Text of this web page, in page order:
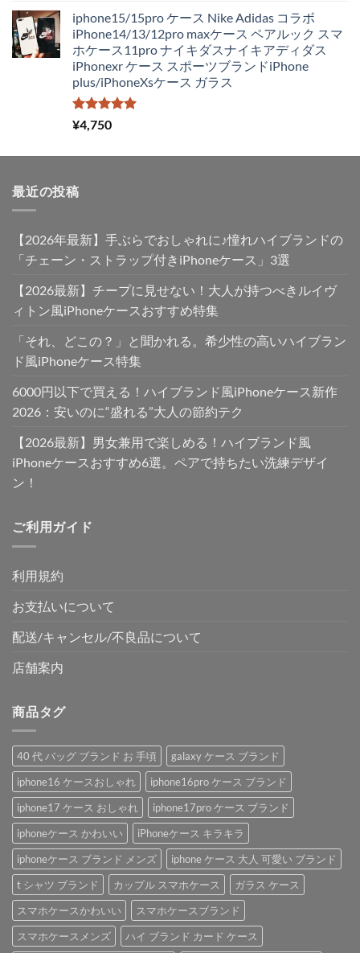
価
格
は
¥4,250
で
し
の
価
格
は
¥2,980
iphone15/15pro ケース Nike Adidas コラボ
iPhone14/13/12pro maxケース ペアルック スマ
ホケース11pro ナイキダスナイキアディダス
iPhonexr ケース スポーツブランドiPhone
plus/iPhoneXsケース ガラス
5段階中
5.00
¥4,750
最近の投稿
【2026年最新】手ぶらでおしゃれに♪憧れハイブランドの
「チェーン・ストラップ付きiPhoneケース」3選
【2026最新】チープに見せない！大人が持つべきルイヴ
ィトン風iPhoneケースおすすめ特集
「それ、どこの？」と聞かれる。希少性の高いハイブラン
ド風iPhoneケース特集
6000円以下で買える！ハイブランド風iPhoneケース新作
2026：安いのに“盛れる”大人の節約テク
【2026最新】男女兼用で楽しめる！ハイブランド風
iPhoneケースおすすめ6選。ペアで持ちたい洗練デザイ
ン！
ご利用ガイド
利用規約
お支払いについて
配送/キャンセル/不良品について
店舗案内
商品タグ
40 代 バッグ ブランド お 手頃
galaxy ケース ブランド
iphone16 ケースおしゃれ
iphone16pro ケース ブランド
iphone17 ケース おしゃれ
iphone17pro ケース ブランド
iphoneケース かわいい
iPhoneケース キラキラ
iphoneケース ブランド メンズ
iphone ケース 大人 可愛い ブランド
t シャツ ブランド
カップル スマホケース
ガラス ケース
スマホケースかわいい
スマホケースブランド
スマホケースメンズ
ハイ ブランド カード ケース